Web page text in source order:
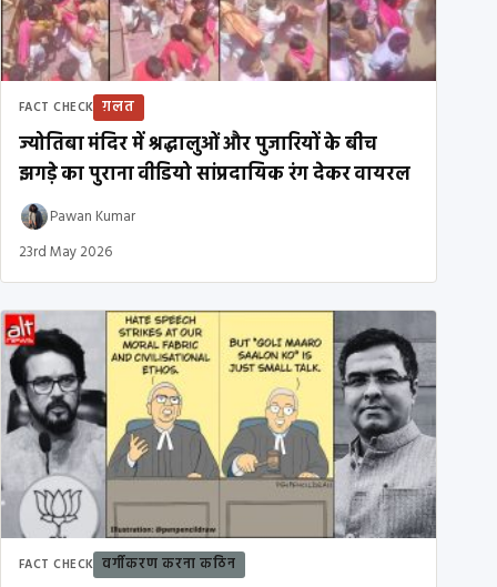
FACT CHECK ग़लत
ज्योतिबा मंदिर में श्रद्धालुओं और पुजारियों के बीच
झगड़े का पुराना वीडियो सांप्रदायिक रंग देकर वायरल
Pawan Kumar
23rd May 2026
FACT CHECK वर्गीकरण करना कठिन